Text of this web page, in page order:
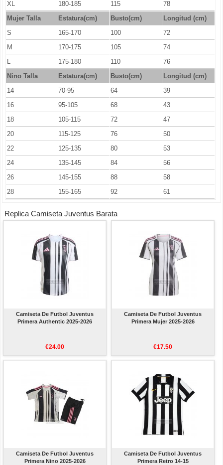
XL 180-185 115
78
Mujer Talla
Estatura(cm) Busto(cm)
Longitud (cm)
S
165-170 100
72
M
170-175 105
74
L
175-180 110
76
Nino Talla
Estatura(cm) Busto(cm)
Longitud (cm)
14
70-95 64
39
16
95-105 68
43
18
105-115 72
47
20
115-125 76
50
22
125-135 80
53
24
135-145 84
56
26
145-155 88
58
28
155-165 92 61
Replica Camiseta Juventus Barata
Camiseta De Futbol Juventus
Primera Authentic 2025-2026
€24.00
Camiseta De Futbol Juventus
Primera Mujer 2025-2026
€17.50
Camiseta De Futbol Juventus
Primera Nino 2025-2026
Camiseta De Futbol Juventus
Primera Retro 14-15